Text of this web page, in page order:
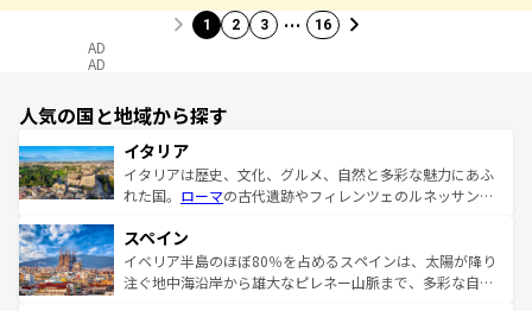
1 2 3 … 16
AD
AD
人気の国と地域から探す
イタリア
イタリアは歴史、文化、グルメ、自然と多彩な魅力にあふ
れた国。 ローマの古代遺跡やフィレンツェのルネッサンス
ろん、トスカーナの美しい田園風景やアマルフィ海岸の絶
景など、自然景観も見逃せない。観光の合間には、本場の
ピザやパスタなど、絶品のイタリア料理を堪能することも
スペイン
イベリア半島のほぼ80％を占めるスペインは、太陽が降り
注ぐ地中海沿岸から雄大なピレネー山脈まで、多彩な自然